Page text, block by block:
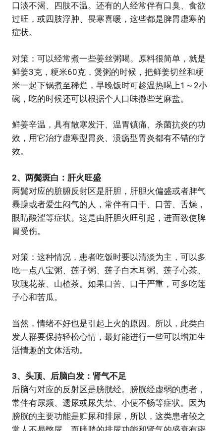
口淡不渴、四肢不温。还有的人经常伴有口臭、食欲
过旺，或四肢浮肿、畏寒喜暖，这些都是脾胃虚寒的
症状。
对策：可以经常煮一些姜丝粥喝。原料很简单，就是
鲜姜3克，粳米60克，煲粥的时候，把鲜姜切丝和粳
米一起下锅煮至稀烂，早晚饭时可趁温热喝上1～2小
碗，吃的时候还可以根据个人口味撒些芝麻盐。
鲜姜辛温，具有散寒发汗、温胃镇痛、杀菌抗炎的功
效，用它治疗虚寒型胃炎、溃疡型胃炎都有不错的疗
效。
2、两鬓斑白：肝火旺盛
两鬓对应的脏腑反射区是肝胆，肝胆火偏盛或者脾气
暴躁或者爱生闷气的人，常伴有口干、口苦、舌燥，
眼睛酸涩等症状。这是由肝胆火旺引起，进而致使脾
胃受伤。
对策：这种情况，患者吃饭时要以清淡为主，可以多
吃一点八宝粥、莲子粥、莲子白木耳粥、莲子心茶、
玫瑰花茶、山楂茶。如果口苦、口干严重，可多吃莲
子心和苦瓜。
当然，情绪不好也是引起上火的原因。所以，此类白
发人群要保持轻松心情，最好能进行一些可以增加生
活情趣的文体活动。
3、头顶、后脑白发：肾气不足
后脑勺对应的反射区是膀胱经。膀胱经虚弱的患者，
常伴有尿频、遗尿或尿失禁、小便不畅等症状。因为
膀胱的主要功能是贮尿和排尿，所以，这类患者较之